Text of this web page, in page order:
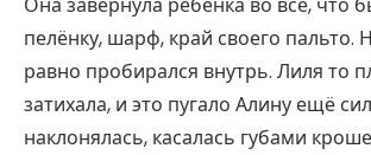
пелёнку, шарф, край своего пальто.
равно пробирался внутрь. Лиля то
затихала, и это пугало Алину ещё
наклонялась, касалась губами